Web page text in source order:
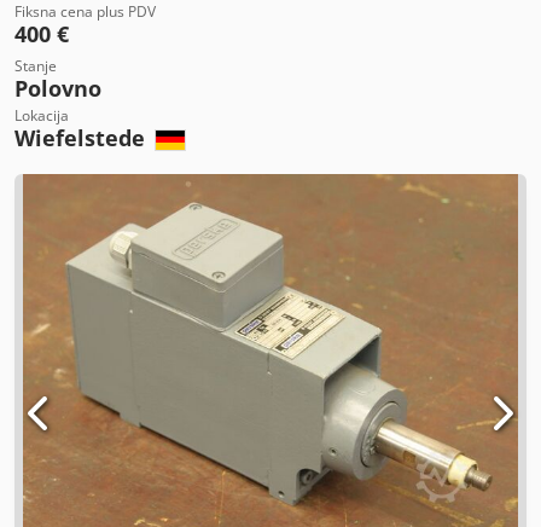
Fiksna cena plus PDV
400 €
Stanje
Polovno
Lokacija
Wiefelstede